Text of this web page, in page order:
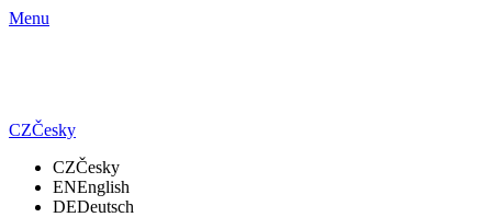
Menu
CZČesky
CZČesky
ENEnglish
DEDeutsch